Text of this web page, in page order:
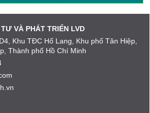
VÀ PHÁT TRIỂN LVD
Khu TĐC Hố Lang, Khu phố Tân Hiệp,
Thành phố Hồ Chí Minh